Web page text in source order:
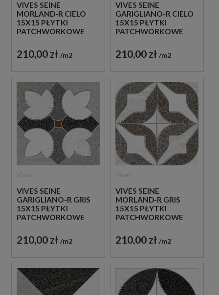
VIVES SEINE
MORLAND-R CIELO
15X15 PŁYTKI
PATCHWORKOWE
210,00 zł m2
VIVES SEINE
GARIGLIANO-R CIELO
15X15 PŁYTKI
PATCHWORKOWE
210,00 zł m2
VIVES SEINE
GARIGLIANO-R GRIS
15X15 PŁYTKI
PATCHWORKOWE
210,00 zł m2
VIVES SEINE
MORLAND-R GRIS
15X15 PŁYTKI
PATCHWORKOWE
210,00 zł m2